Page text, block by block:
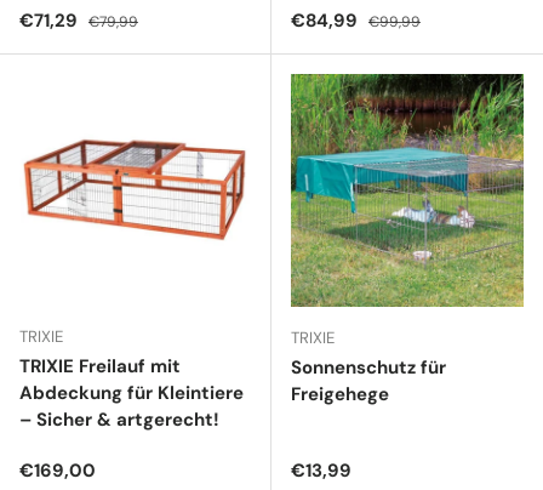
Verkaufspreis
€71,29 Normaler Preis
€79,99 Verkaufspreis
€84,99 Normaler Preis
€99,99
TRIXIE
TRIXIE Freilauf mit
Abdeckung für Kleintiere
– Sicher & artgerecht!
Normaler Preis
€169,00
TRIXIE
Sonnenschutz für
Freigehege
Normaler Preis
€13,99